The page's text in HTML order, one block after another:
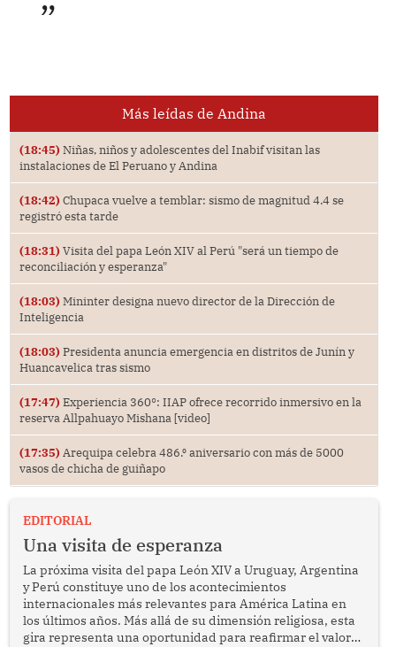
Más leídas de Andina
(18:45) Niñas, niños y adolescentes del Inabif visitan las
instalaciones de El Peruano y Andina
(18:42) Chupaca vuelve a temblar: sismo de magnitud 4.4 se
registró esta tarde
(18:31) Visita del papa León XIV al Perú "será un tiempo de
reconciliación y esperanza"
(18:03) Mininter designa nuevo director de la Dirección de
Inteligencia
(18:03) Presidenta anuncia emergencia en distritos de Junín y
Huancavelica tras sismo
(17:47) Experiencia 360°: IIAP ofrece recorrido inmersivo en la
reserva Allpahuayo Mishana [video]
(17:35) Arequipa celebra 486.⁰ aniversario con más de 5000
vasos de chicha de guiñapo
EDITORIAL
Una visita de esperanza
La próxima visita del papa León XIV a Uruguay, Argentina
y Perú constituye uno de los acontecimientos
internacionales más relevantes para América Latina en
los últimos años. Más allá de su dimensión religiosa, esta
gira representa una oportunidad para reafirmar el valor